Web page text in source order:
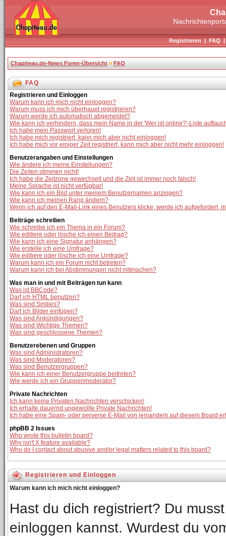
Registrieren|FAQ
Chapiteau.de-News Foren-Übersicht » FAQ
FAQ
Registrieren und Einloggen
Warum kann ich mich nicht einloggen?
Warum muss ich mich überhaupt registrieren?
Warum werde ich automatisch abgemeldet?
Wie kann ich verhindern, dass mein Name in der 'Wer ist online?'-Liste
Ich habe mein Passwort verloren!
Ich habe mich registriert, kann mich aber nicht einloggen!
Ich habe mich vor einiger Zeit registriert, kann mich aber nicht mehr einloggen!
Benutzerangaben und Einstellungen
Wie ändere ich meine Einstellungen?
Die Zeiten stimmen nicht!
Ich habe die Zeitzone gewechselt und die Zeit ist immer noch falsch!
Meine Sprache ist nicht verfügbar!
Wie kann ich ein Bild unter meinem Benutzernamen anzeigen?
Wie kann ich meinen Rang ändern?
Wenn ich auf den E-Mail-Link eines Benutzers klicke, werde ich aufgefordert,
Beiträge schreiben
Wie schreibe ich ein Thema in ein Forum?
Wie editiere oder lösche ich einen Beitrag?
Wie kann ich eine Signatur anhängen?
Wie erstelle ich eine Umfrage?
Wie editiere oder lösche ich eine Umfrage?
Warum kann ich ein Forum nicht betreten?
Warum kann ich bei Abstimmungen nicht mitmachen?
Was man in und mit Beiträgen tun kann
Was ist BBCode?
Darf ich HTML benutzen?
Was sind Smilies?
Darf ich Bilder einfügen?
Was sind Ankündigungen?
Was sind Wichtige Themen?
Was sind geschlossene Themen?
Benutzerebenen und Gruppen
Was sind Administratoren?
Was sind Moderatoren?
Was sind Benutzergruppen?
Wie kann ich einer Benutzergruppe beitreten?
Wie werde ich ein Gruppenmoderator?
Private Nachrichten
Ich kann keine Privaten Nachrichten verschicken!
Ich erhalte dauernd ungewollte Private Nachrichten!
Ich habe eine Spam- oder perverse E-Mail von jemandem auf diesem Board
phpBB 2 Issues
Who wrote this bulletin board?
Why isn't X feature available?
Who do I contact about abusive and/or legal matters related to this board?
Registrieren und Einloggen
Warum kann ich mich nicht einloggen?
Hast du dich registriert? Du
einloggen kannst. Wurdest du